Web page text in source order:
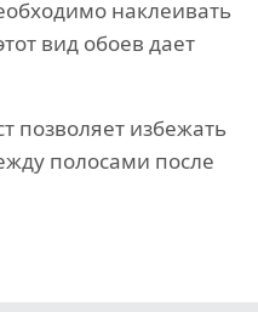
наклеивать
вид обоев дает
позволяет избежать
полосами после